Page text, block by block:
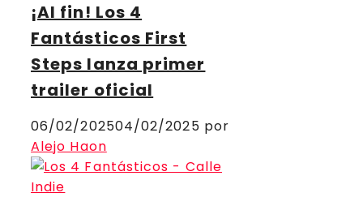
¡Al fin! Los 4
Fantásticos First
Steps lanza primer
trailer oficial
06/02/202504/02/2025 por
Alejo Haon